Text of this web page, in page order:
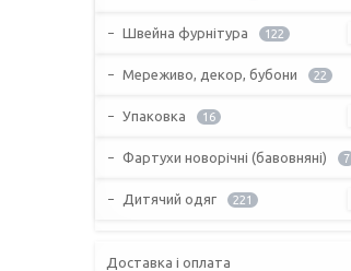
Швейна фурнітура 122
Мереживо, декор, бубони 22
Упаковка 16
Фартухи новорічні (бавовняні) 7
Дитячий одяг 221
Доставка і оплата